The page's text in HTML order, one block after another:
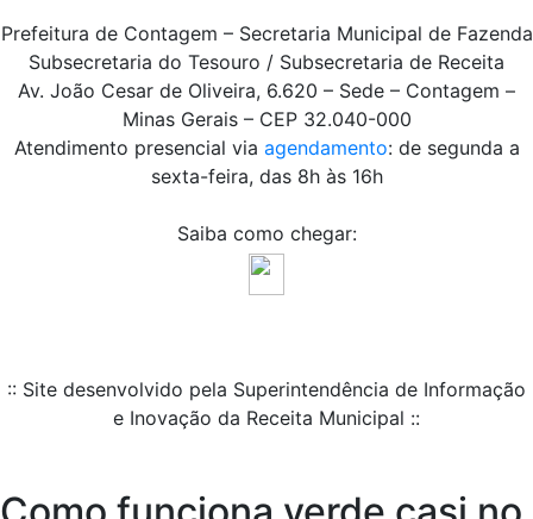
Prefeitura de Contagem – Secretaria Municipal de Fazenda
Subsecretaria do Tesouro / Subsecretaria de Receita
Av. João Cesar de Oliveira, 6.620 – Sede – Contagem –
Minas Gerais – CEP 32.040-000
Atendimento presencial via agendamento: de segunda a
sexta-feira, das 8h às 16h
Saiba como chegar:
:: Site desenvolvido pela Superintendência de Informação
e Inovação da Receita Municipal ::